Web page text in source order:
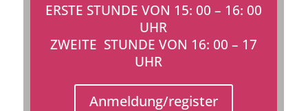
ERSTE STUNDE VON 15: 00 – 16: 00
UHR
ZWEITE STUNDE VON 16: 00 – 17
UHR
Anmeldung/register